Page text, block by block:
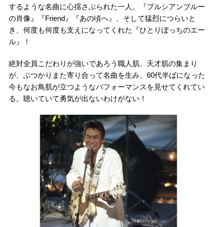
するような名曲に心揺さぶられた一人。『プルシアンブルー
の肖像』『Friend』『あの頃へ』、そして猛烈につらいと
き、何度も何度も支えになってくれた『ひとりぼっちのエー
ル』！
絶対全員こだわりが強いであろう職人肌、天才肌の集まり
が、ぶつかりまた寄り合って名曲を生み、60代半ばになった
今もなお鳥肌が立つようなパフォーマンスを見せてくれてい
る。聴いていて勇気が出ないわけがない！